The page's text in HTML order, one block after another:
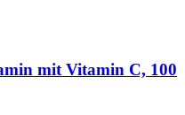
mit Vitamin C, 100